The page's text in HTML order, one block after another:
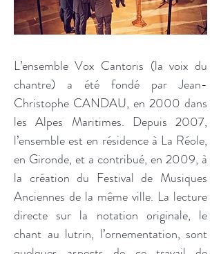
L’ensemble Vox Cantoris (la voix du
chantre) a été fondé par Jean-
Christophe CANDAU, en 2000 dans
les Alpes Maritimes. Depuis 2007,
l’ensemble est en résidence à La Réole,
en Gironde, et a contribué, en 2009, à
la création du Festival de Musiques
Anciennes de la même ville. La lecture
directe sur la notation originale, le
chant au lutrin, l’ornementation, sont